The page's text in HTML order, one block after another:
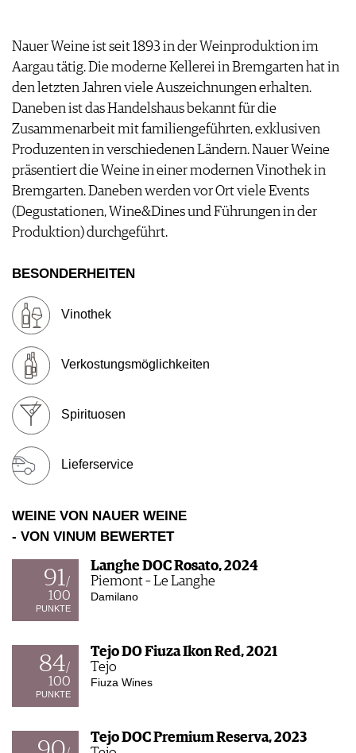
REZEPTE
HOTSPOTS
WEINREISEN
DOSSIER
KLARTEXT
ARCHIV
VORTEILSWELT
APPS
VIDEOS
BILDSTRECKEN
BÜCHER
NEWS
WEINWIRTSCHAFT
WEINSZENE
PORTRAITS
VINOPHILES
ARCHIV
ANMELDEN
AWARDS
GEWINNSPIELE
VORTEILSWELT
TRINKREIFETABELLE
WINE TRADE CLUB
REDAKTION
JOBS
WERBUNG
IMPRESSUM
AGB & DATENSCHUTZ
FAQ
Nauer Weine ist seit 1893 in der Weinproduktion im
Aargau tätig. Die moderne Kellerei in Bremgarten hat in
den letzten Jahren viele Auszeichnungen erhalten.
Daneben ist das Handelshaus bekannt für die
Zusammenarbeit mit familiengeführten, exklusiven
Produzenten in verschiedenen Ländern. Nauer Weine
präsentiert die Weine in einer modernen Vinothek in
Bremgarten. Daneben werden vor Ort viele Events
(Degustationen, Wine&Dines und Führungen in der
Produktion) durchgeführt.
BESONDERHEITEN
Vinothek
Verkostungsmöglichkeiten
Spirituosen
Lieferservice
WEINE VON NAUER WEINE
- VON VINUM BEWERTET
91 /
100
PUNKTE
Langhe DOC Rosato, 2024
Piemont – Le Langhe
Damilano
84/
100
PUNKTE
Tejo DO Fiuza Ikon Red, 2021
Tejo
Fiuza Wines
Tejo DOC Premium Reserva, 2023